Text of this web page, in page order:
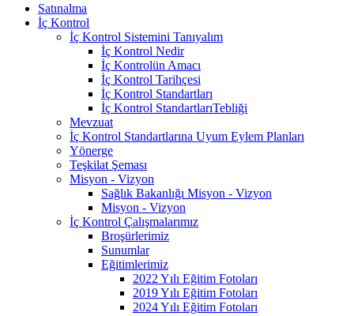
Satınalma
İç Kontrol
İç Kontrol Sistemini Tanıyalım
İç Kontrol Nedir
İç Kontrolün Amacı
İç Kontrol Tarihçesi
İç Kontrol Standartları
İç Kontrol StandartlarıTebliği
Mevzuat
İç Kontrol Standartlarına Uyum Eylem Planları
Yönerge
Teşkilat Şeması
Misyon - Vizyon
Sağlık Bakanlığı Misyon - Vizyon
Misyon - Vizyon
İç Kontrol Çalışmalarımız
Broşürlerimiz
Sunumlar
Eğitimlerimiz
2022 Yılı Eğitim Fotoları
2019 Yılı Eğitim Fotoları
2024 Yılı Eğitim Fotoları